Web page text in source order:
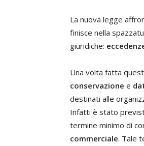
La nuova legge
finisce nella
giuridiche:
Una volta fatta
conservazione e
destinati alle
Infatti è stato
termine minimo di
commerciale. Tale